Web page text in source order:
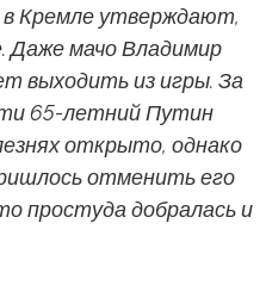
в Кремле утверждают,
Даже мачо Владимир
выходить из игры. За
65-летний Путин
открыто, однако
отменить его
простуда добралась и